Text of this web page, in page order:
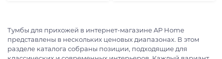
Тумбы для прихожей в интернет-магазине AP Home
представлены в нескольких ценовых диапазонах. В этом
разделе каталога собраны позиции, подходящие для